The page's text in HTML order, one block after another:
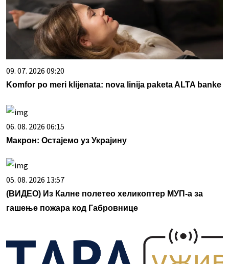
09. 07. 2026 09:20
Komfor po meri klijenata: nova linija paketa ALTA banke
06. 08. 2026 06:15
Макрон: Остајемо уз Украјину
05. 08. 2026 13:57
(ВИДЕО) Из Калне полетео хеликоптер МУП-а за
гашење пожара код Габровнице